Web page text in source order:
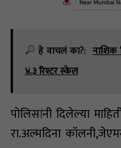
हे वाचलं का?: नाशिक
४.३ रिश्टर स्केल
पोलिसांनी दिलेल्या
रा.अल्मदिना